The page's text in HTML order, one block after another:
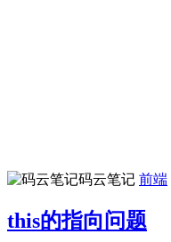
码云笔记 前端
this的指向问题